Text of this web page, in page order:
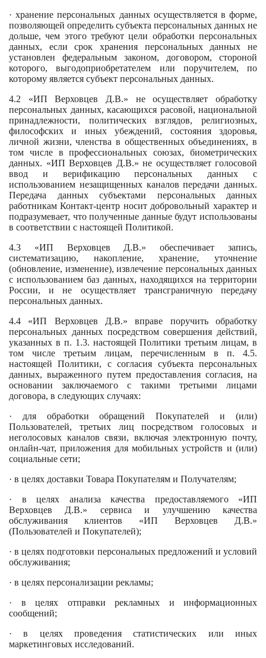
· хранение персональных данных осуществляется в форме,
позволяющей определить субъекта персональных данных не
дольше, чем этого требуют цели обработки персональных
данных, если срок хранения персональных данных не
установлен федеральным законом, договором, стороной
которого, выгодоприобретателем или поручителем, по
которому является субъект персональных данных.
4.2 «ИП Верховцев Д.В.» не осуществляет обработку
персональных данных, касающихся расовой, национальной
принадлежности, политических взглядов, религиозных,
философских и иных убеждений, состояния здоровья,
личной жизни, членства в общественных объединениях, в
том числе в профессиональных союзах, биометрических
данных. «ИП Верховцев Д.В.» не осуществляет голосовой
ввод и верификацию персональных данных с
использованием незащищенных каналов передачи данных.
Передача данных субъектами персональных данных
работникам Контакт-центр носит добровольный характер и
подразумевает, что полученные данные будут использованы
в соответствии с настоящей Политикой.
4.3 «ИП Верховцев Д.В.» обеспечивает запись,
систематизацию, накопление, хранение, уточнение
(обновление, изменение), извлечение персональных данных
с использованием баз данных, находящихся на территории
России, и не осуществляет трансграничную передачу
персональных данных.
4.4 «ИП Верховцев Д.В.» вправе поручить обработку
персональных данных посредством совершения действий,
указанных в п. 1.3. настоящей Политики третьим лицам, в
том числе третьим лицам, перечисленным в п. 4.5.
настоящей Политики, с согласия субъекта персональных
данных, выраженного путем предоставления согласия, на
основании заключаемого с такими третьими лицами
договора, в следующих случаях:
· для обработки обращений Покупателей и (или)
Пользователей, третьих лиц посредством голосовых и
неголосовых каналов связи, включая электронную почту,
онлайн-чат, приложения для мобильных устройств и (или)
социальные сети;
· в целях доставки Товара Покупателям и Получателям;
· в целях анализа качества предоставляемого «ИП
Верховцев Д.В.» сервиса и улучшению качества
обслуживания клиентов «ИП Верховцев Д.В.»
(Пользователей и Покупателей);
· в целях подготовки персональных предложений и условий
обслуживания;
· в целях персонализации рекламы;
· в целях отправки рекламных и информационных
сообщений;
· в целях проведения статистических или иных
маркетинговых исследований.